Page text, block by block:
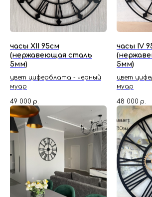
часы XII 95см
(нержавеющая сталь
5мм)
цвет циферблата - черный
муар
49 000 р.
часы IV
5мм)
цвет
муар
48 000 р.